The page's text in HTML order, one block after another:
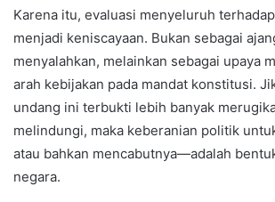
Karena itu, evaluasi menyeluruh
menjadi keniscayaan. Bukan sebagai
menyalahkan, melainkan sebagai upaya
arah kebijakan pada mandat konstitusi.
undang ini terbukti lebih banyak
melindungi, maka keberanian politik
atau bahkan mencabutnya—adalah
negara.